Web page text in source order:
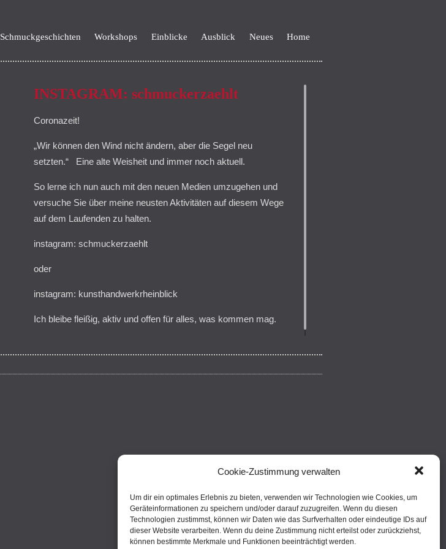
Cookie-Zustimmung verwalten
Um dir ein optimales Erlebnis zu bieten, verwenden wir Technologien wie Cookies, um
Geräteinformationen zu speichern und/oder darauf zuzugreifen. Wenn du diesen
Technologien zustimmst, können wir Daten wie das Surfverhalten oder eindeutige IDs auf
dieser Website verarbeiten. Wenn du deine Zustimmung nicht erteilst oder zurückziehst,
können bestimmte Merkmale und Funktionen beeinträchtigt werden.
Schmuckgeschichten Workshops Einblicke Ausblick Neues Home
INSTAGRAM: schmuckerzaehlt
Coronazeit!
„Wir können den Wind nicht ändern, aber die Segel neu
setzten.“ Eine alte Weisheit und immer noch aktuell.
So lerne ich nun auch mit den neuen Medien umzugehen und
versuche Sie über meine neusten Aktivitäten auf diesem Wege
auf dem Laufenden zu halten.
instagram: schmuckerzaehlt
oder
instagram: kunsthandwerkrheinblick
Ich bleibe fleißig, aktiv und offen für alles, was kommen mag.